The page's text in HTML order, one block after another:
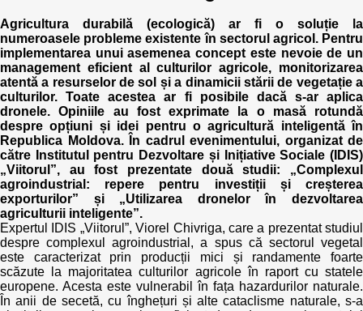
Agricultura durabilă (ecologică) ar fi o soluție la
numeroasele probleme existente în sectorul agricol. Pentru
implementarea unui asemenea concept este nevoie de un
management eficient al culturilor agricole, monitorizarea
atentă a resurselor de sol și a dinamicii stării de vegetație a
culturilor. Toate acestea ar fi posibile dacă s-ar aplica
dronele. Opiniile au fost exprimate la o masă rotundă
despre opțiuni și idei pentru o agricultură inteligentă în
Republica Moldova. În cadrul evenimentului, organizat de
către Institutul pentru Dezvoltare și Inițiative Sociale (IDIS)
„Viitorul”, au fost prezentate două studii: „Complexul
agroindustrial: repere pentru investiții și creșterea
exporturilor” și „Utilizarea dronelor în dezvoltarea
agriculturii inteligente”.
Expertul IDIS „Viitorul”, Viorel Chivriga, care a prezentat studiul
despre complexul agroindustrial, a spus că sectorul vegetal
este caracterizat prin producții mici și randamente foarte
scăzute la majoritatea culturilor agricole în raport cu statele
europene. Acesta este vulnerabil în fața hazardurilor naturale.
În anii de secetă, cu înghețuri și alte cataclisme naturale, s-a